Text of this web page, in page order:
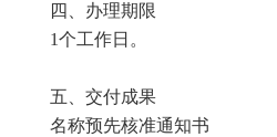
四、办理期限
1个工作日。
五、交付成果
名称预先核准通知书